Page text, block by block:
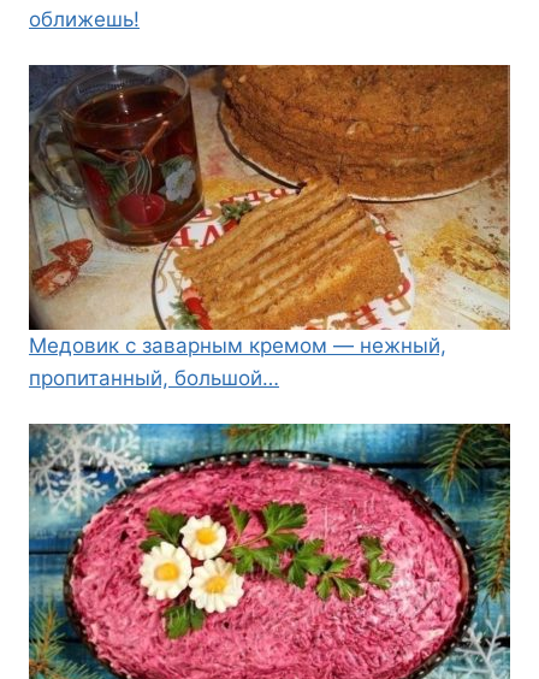
оближешь!
Медовик с заварным кремом — нежный,
пропитанный, большой…